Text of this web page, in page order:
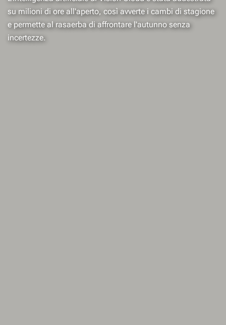
su milioni di ore all'aperto, così avverte i cambi di stagione
e permette al rasaerba di affrontare l'autunno senza
incertezze.